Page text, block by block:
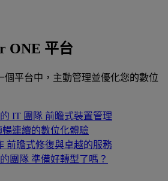
ONE 平台
個平台中，主動管理並優化您的數位
IT 團隊 前瞻式裝置管理
暢連續的數位化體驗
前瞻式修復與卓越的服務
團隊 準備好轉型了嗎？